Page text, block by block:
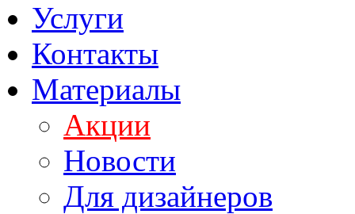
Услуги
Контакты
Материалы
Акции
Новости
Для дизайнеров